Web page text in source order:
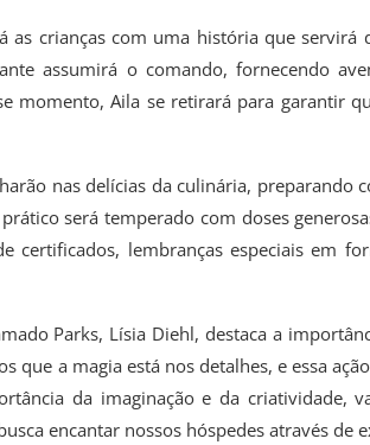
as crianças com uma história que servirá
assumirá o comando, fornecendo
momento, Aila se retirará para garantir
nas delícias da culinária, preparando
será temperado com doses
certificados, lembranças especiais em
Parks, Lísia Diehl, destaca a
que a magia está nos detalhes, e essa
da imaginação e da criatividade,
encantar nossos hóspedes através de